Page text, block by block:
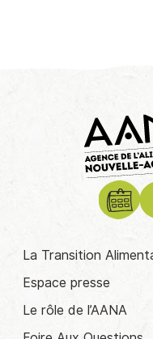
La Transition
Espace presse
Le rôle de l’AANA